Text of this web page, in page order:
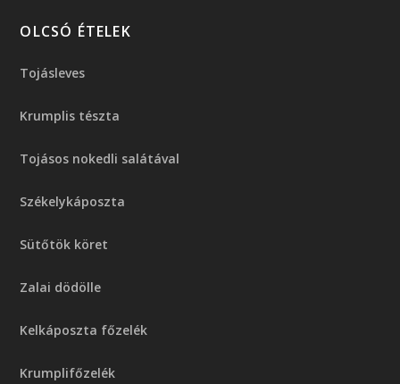
OLCSÓ ÉTELEK
Tojásleves
Krumplis tészta
Tojásos nokedli salátával
Székelykáposzta
Sütőtök köret
Zalai dödölle
Kelkáposzta főzelék
Krumplifőzelék